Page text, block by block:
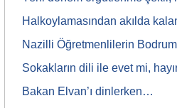
Halkoylamasından akılda
Nazilli Öğretmenlilerin
Sokakların dili ile evet mi,
Bakan Elvan’ı dinlerken…